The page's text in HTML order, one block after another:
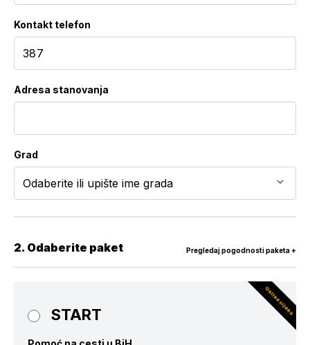
Kontakt telefon
Adresa stanovanja
Grad
2. Odaberite paket Pregledaj pogodnosti paketa +
START Online cijena